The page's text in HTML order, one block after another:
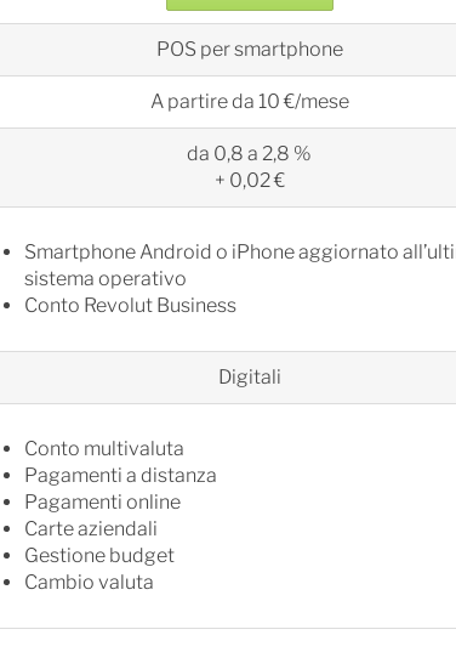
POS per smartphone
A partire da 10 €/mese
da 0,8 a 2,8 %
+ 0,02 €
Smartphone Android o iPhone aggiornato
sistema operativo
Conto Revolut Business
Digitali
Conto multivaluta
Pagamenti a distanza
Pagamenti online
Carte aziendali
Gestione budget
Cambio valuta